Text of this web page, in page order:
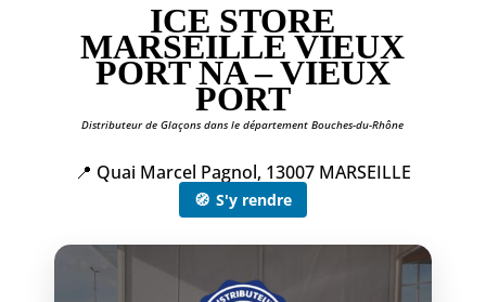
ICE STORE
MARSEILLE VIEUX
PORT NA – VIEUX
PORT
Distributeur de Glaçons dans le département Bouches-du-Rhône
📍 Quai Marcel Pagnol, 13007 MARSEILLE
🧭 S'y rendre